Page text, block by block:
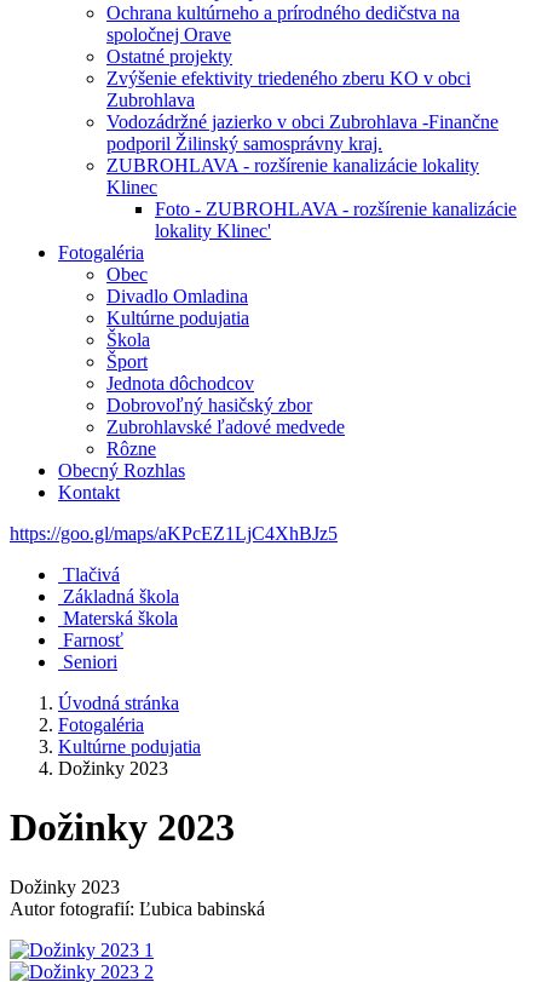
Ochrana kultúrneho a prírodného dedičstva na
spoločnej Orave
Ostatné projekty
Zvýšenie efektivity triedeného zberu KO v obci
Zubrohlava
Vodozádržné jazierko v obci Zubrohlava -Finančne
podporil Žilinský samosprávny kraj.
ZUBROHLAVA - rozšírenie kanalizácie lokality
Klinec
Foto - ZUBROHLAVA - rozšírenie kanalizácie
lokality Klinec'
Fotogaléria
Obec
Divadlo Omladina
Kultúrne podujatia
Škola
Šport
Jednota dôchodcov
Dobrovoľný hasičský zbor
Zubrohlavské ľadové medvede
Rôzne
Obecný Rozhlas
Kontakt
https://goo.gl/maps/aKPcEZ1LjC4XhBJz5
Tlačivá
Základná škola
Materská škola
Farnosť
Seniori
Úvodná stránka
Fotogaléria
Kultúrne podujatia
Dožinky 2023
Dožinky 2023
Dožinky 2023
Autor fotografií: Ľubica babinská